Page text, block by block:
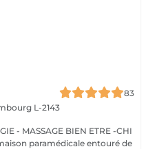
83
L-2143
- MASSAGE BIEN ETRE -CHI